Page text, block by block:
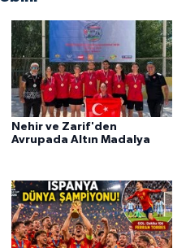
Nehir ve Zarif'den
Avrupada Altın Madalya